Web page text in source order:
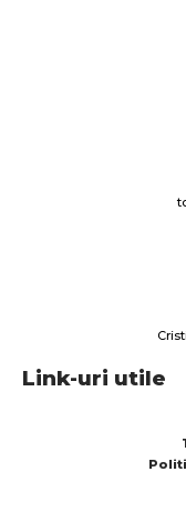
Link-uri utile